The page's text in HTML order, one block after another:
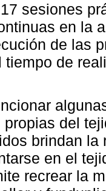
sesiones
en la
de las
tiempo de
del
brindan
en el
recrear la